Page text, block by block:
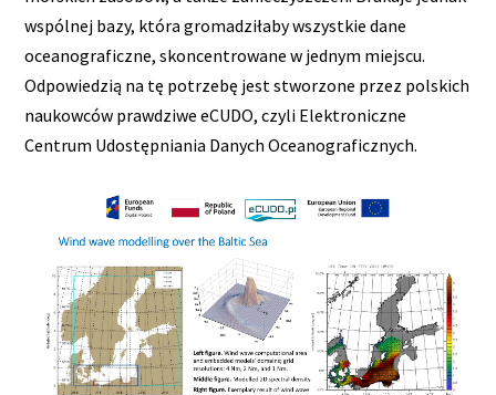
wspólnej bazy, która gromadziłaby wszystkie dane
oceanograficzne, skoncentrowane w jednym miejscu.
Odpowiedzią na tę potrzebę jest stworzone przez polskich
naukowców prawdziwe eCUDO, czyli Elektroniczne
Centrum Udostępniania Danych Oceanograficznych.